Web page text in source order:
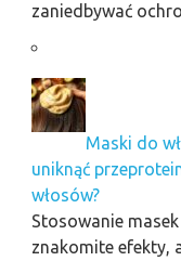
zaniedbywać
Maski do
uniknąć
włosów?
Stosowanie
znakomite efekty,